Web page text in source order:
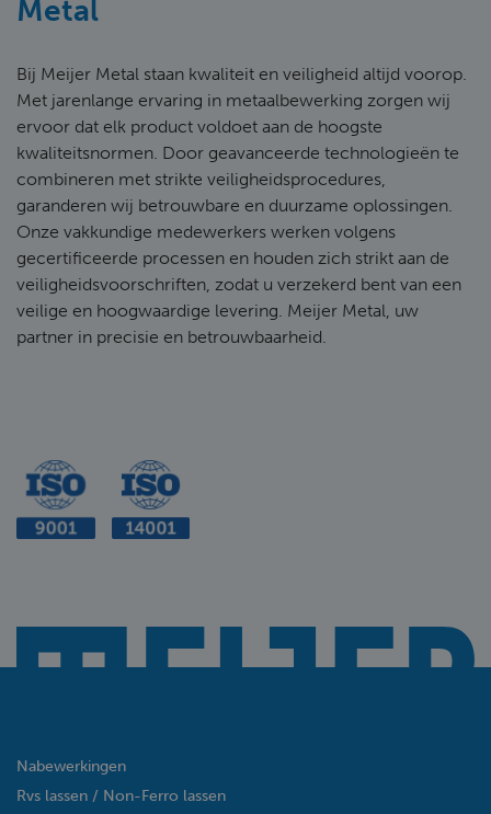
Metal
Bij Meijer Metal staan kwaliteit en veiligheid altijd voorop.
Met jarenlange ervaring in metaalbewerking zorgen wij
ervoor dat elk product voldoet aan de hoogste
kwaliteitsnormen. Door geavanceerde technologieën te
combineren met strikte veiligheidsprocedures,
garanderen wij betrouwbare en duurzame oplossingen.
Onze vakkundige medewerkers werken volgens
gecertificeerde processen en houden zich strikt aan de
veiligheidsvoorschriften, zodat u verzekerd bent van een
veilige en hoogwaardige levering. Meijer Metal, uw
partner in precisie en betrouwbaarheid.
Nabewerkingen
Rvs lassen / Non-Ferro lassen